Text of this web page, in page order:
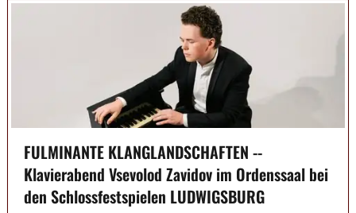
FULMINANTE KLANGLANDSCHAFTEN --
Klavierabend Vsevolod Zavidov im Ordenssaal bei
den Schlossfestspielen LUDWIGSBURG